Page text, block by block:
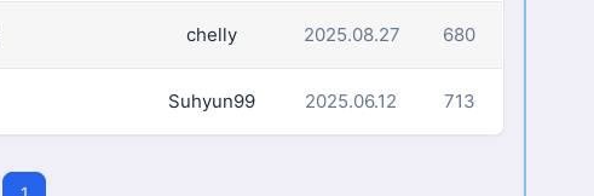
chelly 2025.08.27 680
Suhyun99 2025.06.12 713